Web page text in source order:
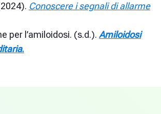
Conoscere i segnali di allarme
per l’amiloidosi. (s.d.). Amiloidosi
.